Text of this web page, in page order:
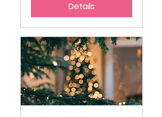
Details